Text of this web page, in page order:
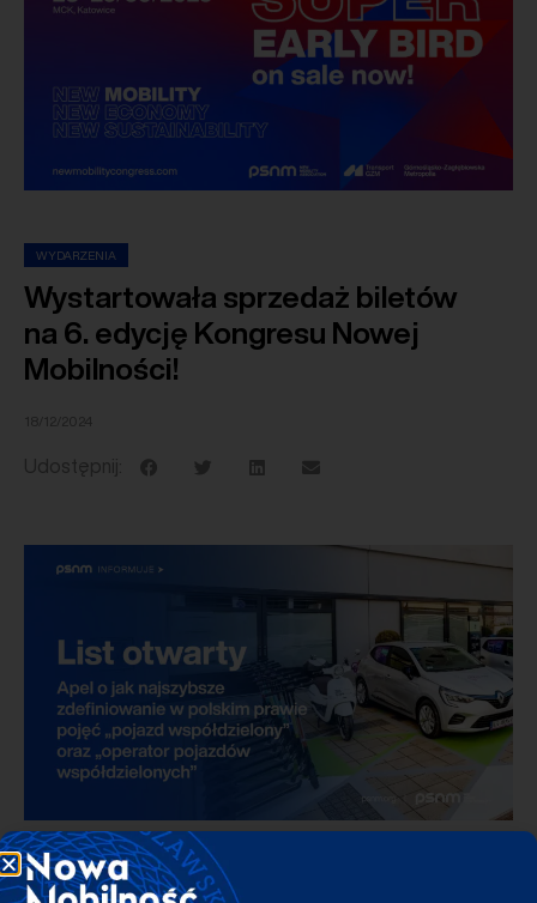
WYDARZENIA
Wystartowała sprzedaż biletów
na 6. edycję Kongresu Nowej
Mobilności!
18/12/2024
Udostępnij:
INFORMACJA